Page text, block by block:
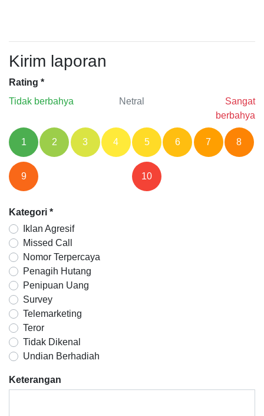
Kirim laporan
Rating *
Tidak berbahya
Netral
Sangat
berbahya
1 2 3 4 5 6 7 8
9 10
Kategori *
Iklan Agresif
Missed Call
Nomor Terpercaya
Penagih Hutang
Penipuan Uang
Survey
Telemarketing
Teror
Tidak Dikenal
Undian Berhadiah
Keterangan